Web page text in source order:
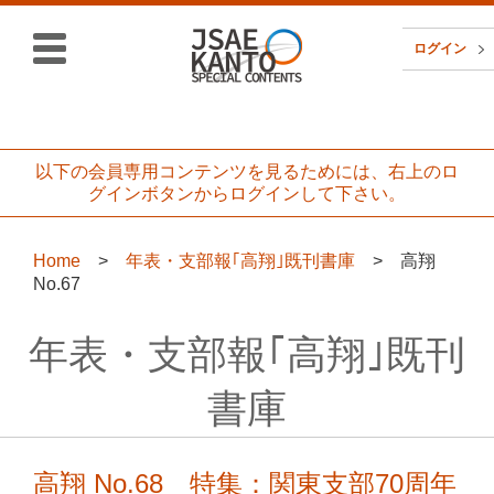
ログイン
以下の会員専用コンテンツを見るためには、右上のロ
グインボタンからログインして下さい。
Home > 年表・支部報｢高翔｣既刊書庫 > 高翔
No.67
年表・支部報｢高翔｣既刊
書庫
高翔 No.68 特集：関東支部70周年